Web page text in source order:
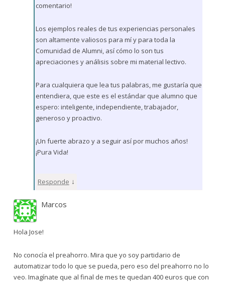
comentario!
Los ejemplos reales de tus experiencias personales
son altamente valiosos para mí y para toda la
Comunidad de Alumni, así cómo lo son tus
apreciaciones y análisis sobre mi material lectivo.
Para cualquiera que lea tus palabras, me gustaría que
entendiera, que este es el estándar que alumno que
espero: inteligente, independiente, trabajador,
generoso y proactivo.
¡Un fuerte abrazo y a seguir así por muchos años!
¡Pura Vida!
Responde ↓
Marcos
Hola Jose!
No conocía el preahorro. Mira que yo soy partidario de
automatizar todo lo que se pueda, pero eso del preahorro no lo
veo. Imagínate que al final de mes te quedan 400 euros que con